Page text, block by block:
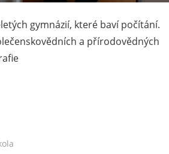
gymnázií, které baví počítání.
a přírodovědných